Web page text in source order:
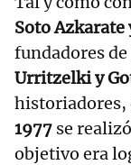
Soto
fundadores
Urritzelki y
historiadores,
1977 se
objetivo era